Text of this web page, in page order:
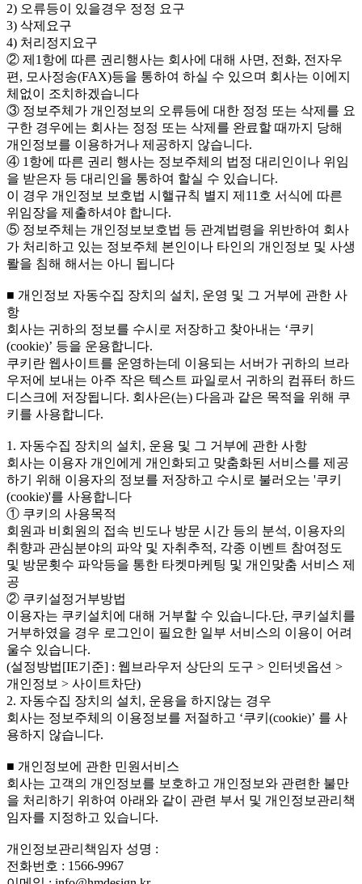
2) 오류등이 있을경우 정정 요구
3) 삭제요구
4) 처리정지요구
② 제1항에 따른 권리행사는 회사에 대해 사면, 전화, 전자우
편, 모사정송(FAX)등을 통하여 하실 수 있으며 회사는 이에지
체없이 조치하겠습니다
③ 정보주체가 개인정보의 오류등에 대한 정정 또는 삭제를 요
구한 경우에는 회사는 정정 또는 삭제를 완료할 때까지 당해
개인정보를 이용하거나 제공하지 않습니다.
④ 1항에 따른 권리 행사는 정보주체의 법정 대리인이나 위임
을 받은자 등 대리인을 통하여 할실 수 있습니다.
이 경우 개인정보 보호법 시핼규칙 별지 제11호 서식에 따른
위임장을 제출하셔야 합니다.
⑤ 정보주체는 개인정보보호법 등 관계법령을 위반하여 회사
가 처리하고 있는 정보주체 본인이나 타인의 개인정보 및 사생
뢀을 침해 해서는 아니 됩니다
■ 개인정보 자동수집 장치의 설치, 운영 및 그 거부에 관한 사
항
회사는 귀하의 정보를 수시로 저장하고 찾아내는 ‘쿠키
(cookie)’ 등을 운용합니다.
쿠키란 웹사이트를 운영하는데 이용되는 서버가 귀하의 브라
우저에 보내는 아주 작은 텍스트 파일로서 귀하의 컴퓨터 하드
디스크에 저장됩니다. 회사은(는) 다음과 같은 목적을 위해 쿠
키를 사용합니다.
1. 자동수집 장치의 설치, 운용 및 그 거부에 관한 사항
회사는 이용자 개인에게 개인화되고 맞춤화된 서비스를 제공
하기 위해 이용자의 정보를 저장하고 수시로 불러오는 '쿠키
(cookie)'를 사용합니다
① 쿠키의 사용목적
회원과 비회원의 접속 빈도나 방문 시간 등의 분석, 이용자의
취향과 관심분야의 파악 및 자취추적, 각종 이벤트 참여정도
및 방문횟수 파악등을 통한 타켓마케팅 및 개인맞춤 서비스 제
공
② 쿠키설정거부방법
이용자는 쿠키설치에 대해 거부할 수 있습니다.단, 쿠키설치를
거부하였을 경우 로그인이 필요한 일부 서비스의 이용이 어려
울수 있습니다.
(설정방법[IE기준] : 웹브라우저 상단의 도구 > 인터넷옵션 >
개인정보 > 사이트차단)
2. 자동수집 장치의 설치, 운용을 하지않는 경우
회사는 정보주체의 이용정보를 저절하고 ‘쿠키(cookie)’ 를 사
용하지 않습니다.
■ 개인정보에 관한 민원서비스
회사는 고객의 개인정보를 보호하고 개인정보와 관련한 불만
을 처리하기 위하여 아래와 같이 관련 부서 및 개인정보관리책
임자를 지정하고 있습니다.
개인정보관리책임자 성명 :
전화번호 : 1566-9967